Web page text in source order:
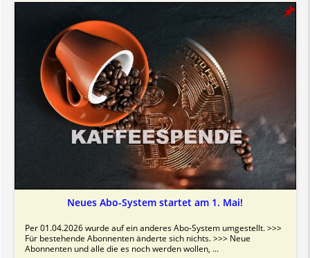
Neues Abo-System startet am 1. Mai!
Per 01.04.2026 wurde auf ein anderes Abo-System umgestellt. >>>
Für bestehende Abonnenten änderte sich nichts. >>> Neue
Abonnenten und alle die es noch werden wollen, ...